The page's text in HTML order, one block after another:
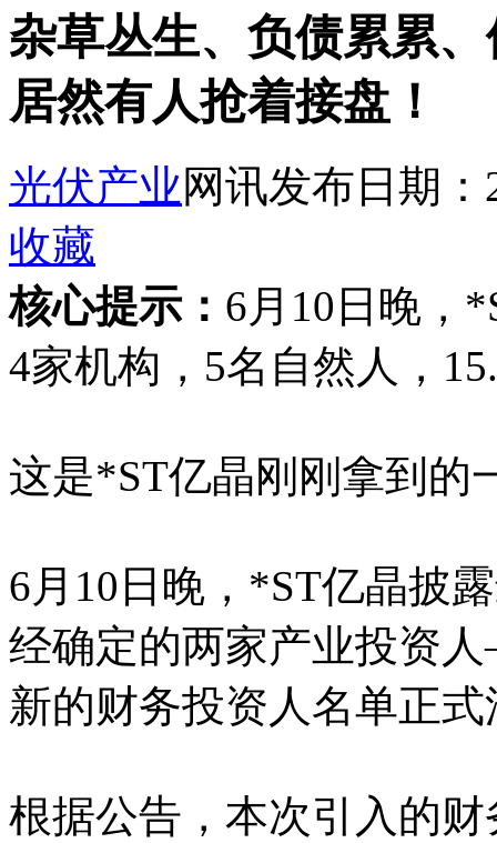
杂草丛生、负债累累
居然有人抢着接盘！
光伏产业网讯发布日期：
收藏
核心提示： 6月10日晚，
4家机构，5名自然人，
这是*ST亿晶刚刚拿到的
6月10日晚，*ST亿晶披
经确定的两家产业投资
新的财务投资人名单正
根据公告，本次引入的